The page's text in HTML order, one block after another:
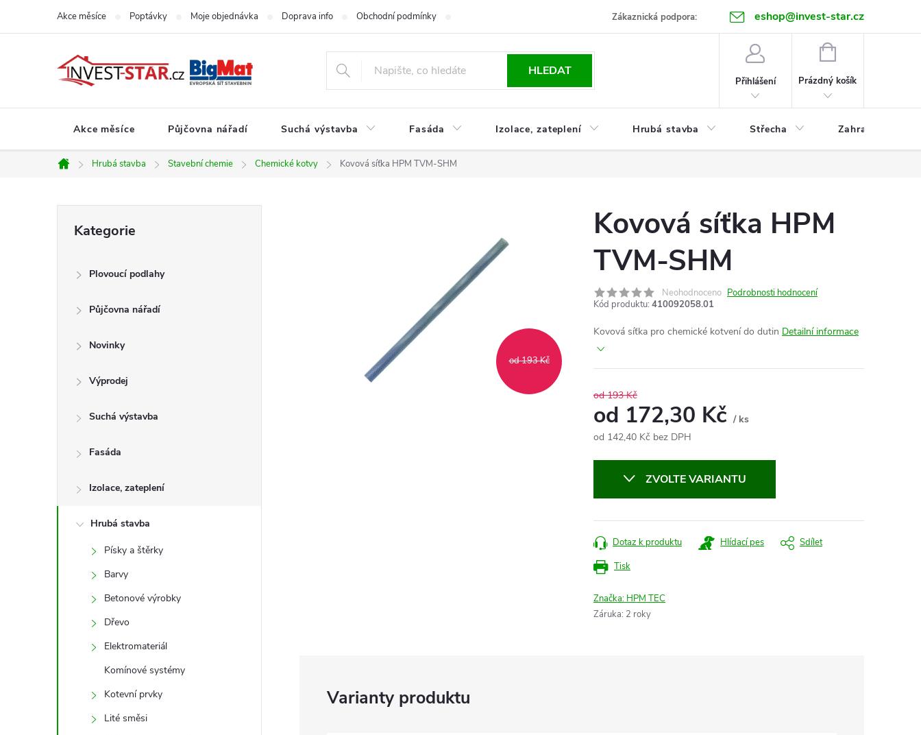
Zákaznická podpora: eshop@invest-star.cz
Akce měsíce Poptávky Moje objednávka Doprava info Obchodní podmínky Kontakt
HLEDAT
Přihlášení
NÁKUPNÍ
Prázdný košík
Akce měsíce Půjčovna nářadí Suchá výstavba Fasáda Izolace, zateplení Hrubá stavba Střecha Zahrada
Domů
Hrubá stavba Stavební chemie Chemické kotvy Kovová síťka HPM TVM-SHM
kategorie
Kategorie
Plovoucí podlahy
Půjčovna nářadí
Novinky
Výprodej
Suchá výstavba
Fasáda
Izolace, zateplení
Hrubá stavba
Písky a štěrky
Barvy
Betonové výrobky
Dřevo
Elektromateriál
Komínové systémy
Kotevní prvky
Lité směsi
od 193 Kč
Kovová síťka HPM
TVM-SHM
Neohodnoceno Podrobnosti hodnocení
Kód produktu: 410092058.01
Kovová síťka pro chemické kotvení do dutin Detailní informace
od 193 Kč
od 172,30 Kč / ks
od 142,40 Kč bez DPH
ZVOLTE VARIANTU
Tisk
Dotaz k produktu Hlídací pes Sdílet
Značka: HPM TEC
Záruka: 2 roky